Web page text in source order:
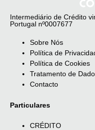
Intermediário de Crédito
Portugal nº0007677
Sobre Nós
Política de
Política de Cookies
Tratamento de
Contacto
Particulares
CRÉDITO